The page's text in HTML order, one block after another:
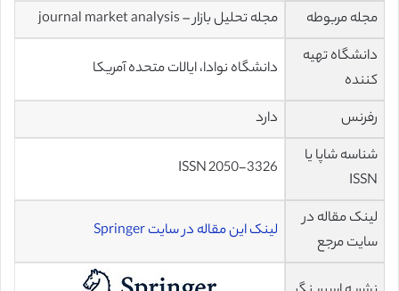
مجله مربوطه
مجله تحلیل بازار – journal market analysis
دانشگاه تهیه
کننده
دانشگاه نوادا، ایالات متحده آمریکا
رفرنس
دارد
شناسه شاپا یا
ISSN
ISSN 2050-3326
لینک مقاله در
سایت مرجع
لینک این مقاله در سایت Springer